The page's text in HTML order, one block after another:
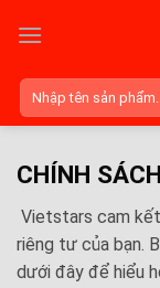
Tìm
kiếm:
CHÍNH
Vietstars cam
riêng tư của bạn.
dưới đây để hiểu